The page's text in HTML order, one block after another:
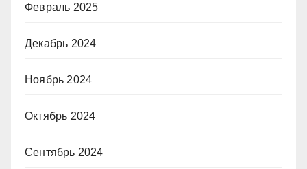
Февраль 2025
Декабрь 2024
Ноябрь 2024
Октябрь 2024
Сентябрь 2024